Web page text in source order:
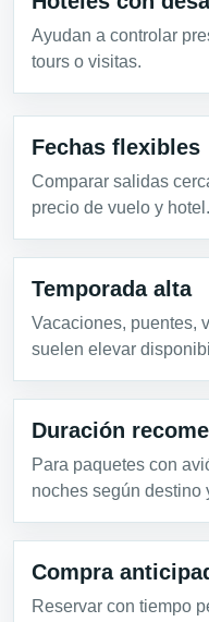
Ayudan a controlar
tours o visitas.
Fechas flexibles
Comparar salidas
precio de vuelo y hotel.
Temporada alta
Vacaciones, puentes,
suelen elevar
Duración
Para paquetes con
noches según destino
Compra
Reservar con tiempo